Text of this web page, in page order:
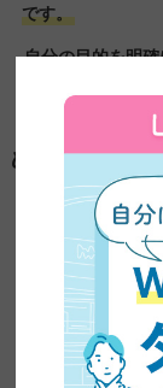
です。
自分の目的を明
ぬるま湯デザ